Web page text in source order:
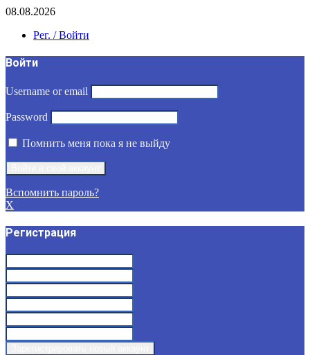
08.08.2026
Рег. / Войти
Войти
Username or email
Password
Помнить меня пока я не выйду
Вспомнить пароль?
X
Регистрация